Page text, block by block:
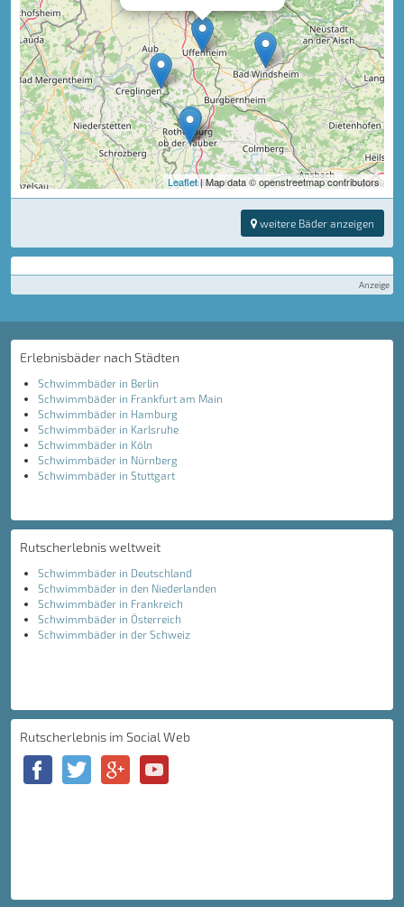
Leaflet| Map data © openstreetmap contributors
weitere Bäder anzeigen
Anzeige
Erlebnisbäder nach Städten
Schwimmbäder in Berlin
Schwimmbäder in Frankfurt am Main
Schwimmbäder in Hamburg
Schwimmbäder in Karlsruhe
Schwimmbäder in Köln
Schwimmbäder in Nürnberg
Schwimmbäder in Stuttgart
Rutscherlebnis weltweit
Schwimmbäder in Deutschland
Schwimmbäder in den Niederlanden
Schwimmbäder in Frankreich
Schwimmbäder in Österreich
Schwimmbäder in der Schweiz
Rutscherlebnis im Social Web